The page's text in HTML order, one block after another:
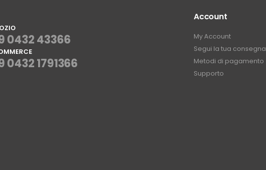
0432 43366
0432 1791366
Account
My Account
Segui la tua consegna
Metodi di pagamento
Supporto